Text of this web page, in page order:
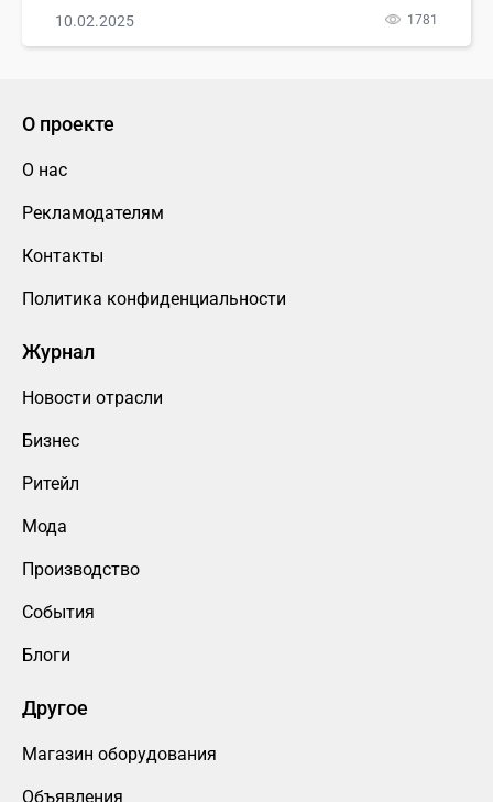
10.02.2025 1781
О проекте
О нас
Рекламодателям
Контакты
Политика конфиденциальности
Журнал
Новости отрасли
Бизнес
Ритейл
Мода
Производство
События
Блоги
Другое
Магазин оборудования
Объявления